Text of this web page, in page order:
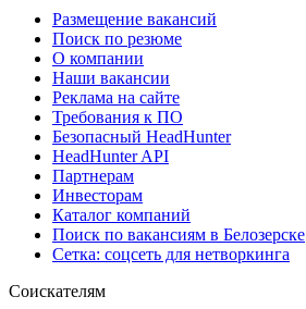
Размещение вакансий
Поиск по резюме
О компании
Наши вакансии
Реклама на сайте
Требования к ПО
Безопасный HeadHunter
HeadHunter API
Партнерам
Инвесторам
Каталог компаний
Поиск по вакансиям в Белозерске
Сетка: соцсеть для нетворкинга
Соискателям